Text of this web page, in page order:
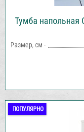
Тумба напольная
Размер, см -
ПОПУЛЯРНО